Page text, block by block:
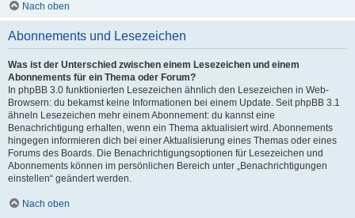
Nach oben
Abonnements und Lesezeichen
Was ist der Unterschied zwischen einem Lesezeichen und einem
Abonnements für ein Thema oder Forum?
In phpBB 3.0 funktionierten Lesezeichen ähnlich den Lesezeichen in Web-
Browsern: du bekamst keine Informationen bei einem Update. Seit phpBB 3.1
ähneln Lesezeichen mehr einem Abonnement: du kannst eine
Benachrichtigung erhalten, wenn ein Thema aktualisiert wird. Abonnements
hingegen informieren dich bei einer Aktualisierung eines Themas oder eines
Forums des Boards. Die Benachrichtigungsoptionen für Lesezeichen und
Abonnements können im persönlichen Bereich unter „Benachrichtigungen
einstellen“ geändert werden.
Nach oben